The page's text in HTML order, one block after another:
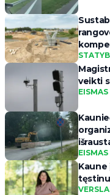
veikti
EISMAS
EISMAS
Kaune